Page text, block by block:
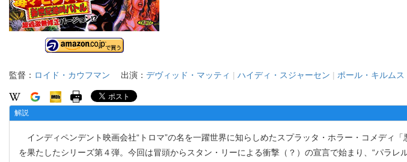
監督： ロイド・カウフマン 出演： デヴィッド・マッティ | ハイディ・スジャーセン | ポール・キルムス
解説
インディペンデント映画会社“トロマ”の名を一躍世界に知らしめたスプラッタ・ホラー・コメディ
を果たしたシリーズ第４弾。今回は冒頭からスタン・リーによる衝撃（？）の宣言で始まり、“パラレ